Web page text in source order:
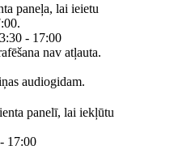
paneļa, lai ieietu
- 17:00
nav atļauta.
audiogidam.
panelī, lai iekļūtu
17:00